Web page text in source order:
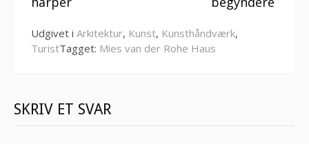
Udgivet i Arkitektur, Kunst, Kunsthåndværk,
TuristTagget: Mies van der Rohe Haus
SKRIV ET SVAR